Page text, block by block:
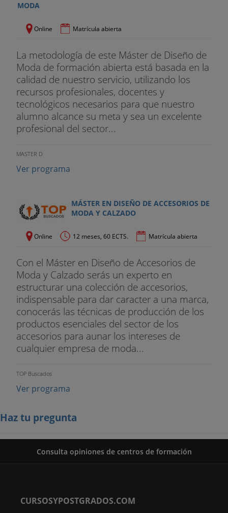
MODA
Online Matrícula abierta
La metodología de este Máster de Diseño de
Moda de formación abierta está basada en la
calidad de nuestro servicio, utilizando los
recursos profesionales, docentes y
tecnológicos necesarios para que nuestro
alumno alcance su meta y sea un excelente
profesional del sector...
MASTER D
Ver programa
MÁSTER EN DISEÑO DE ACCESORIOS DE
MODA Y CALZADO
Online 12 meses, 60 ECTS. Matrícula abierta
Con el Máster en Diseño de Accesorios de
Moda y Calzado serás un experto en
estructurar una colección de accesorios,
indispensable para dar caracter a una marca,
conocerás las técnicas de producción de los
productos esenciales del sector de los
accesorios para aunar los intereses de
cualquier empresa de moda...
TOP Buscados
Ver programa
Haz tu pregunta
Consulta opiniones de centros de formación
CURSOSYPOSTGRADOS.COM